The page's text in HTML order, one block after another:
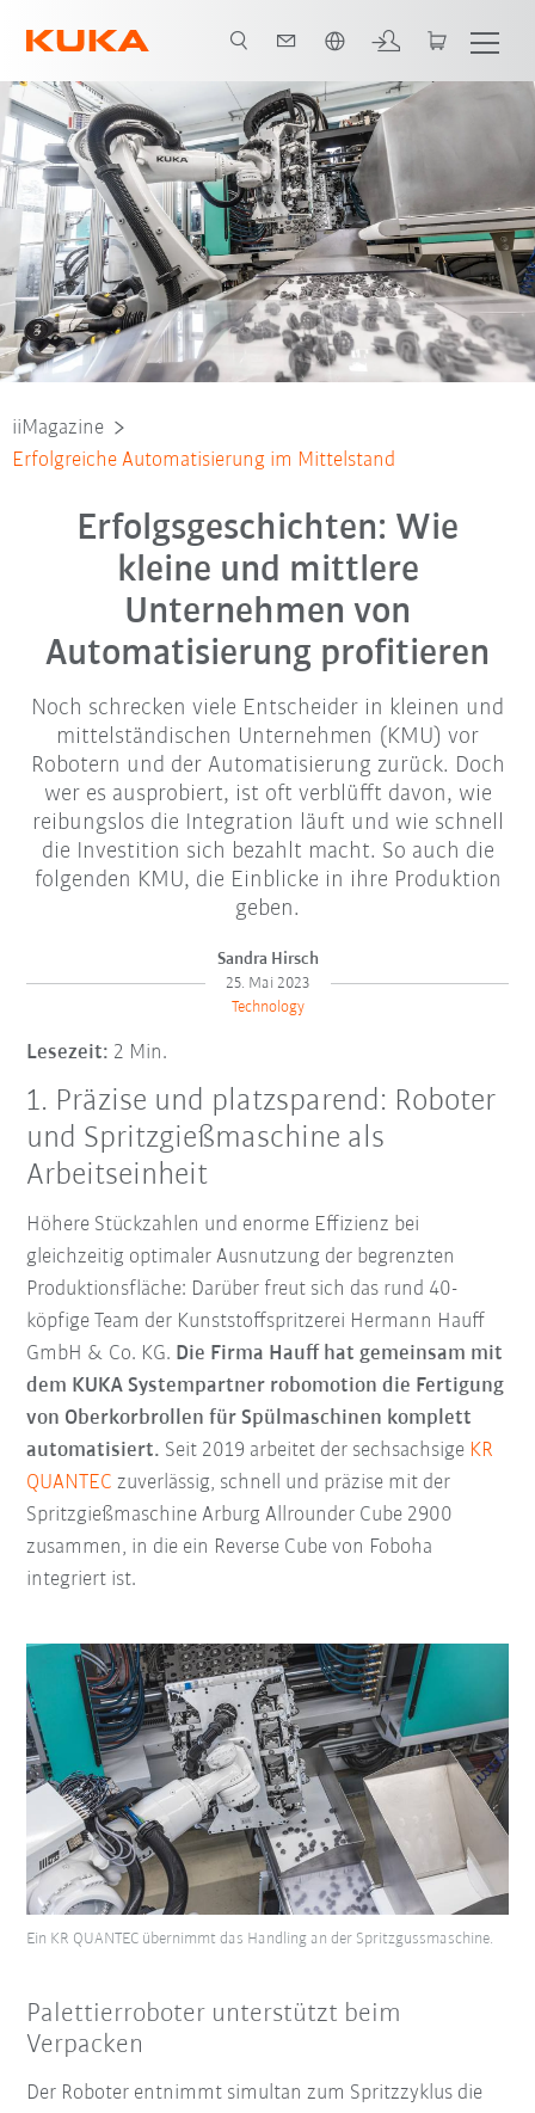
iiMagazine
Erfolgreiche Automatisierung im Mittelstand
Erfolgsgeschichten: Wie
kleine und mittlere
Unternehmen von
Automatisierung profitieren
Noch schrecken viele Entscheider in kleinen und
mittelständischen Unternehmen (KMU) vor
Robotern und der Automatisierung zurück. Doch
wer es ausprobiert, ist oft verblüfft davon, wie
reibungslos die Integration läuft und wie schnell
die Investition sich bezahlt macht. So auch die
folgenden KMU, die Einblicke in ihre Produktion
geben.
Sandra Hirsch
25. Mai 2023
Technology
Lesezeit: 2 Min.
1. Präzise und platzsparend: Roboter
und Spritzgießmaschine als
Arbeitseinheit
Höhere Stückzahlen und enorme Effizienz bei
gleichzeitig optimaler Ausnutzung der begrenzten
Produktionsfläche: Darüber freut sich das rund 40-
köpfige Team der Kunststoffspritzerei Hermann Hauff
GmbH & Co. KG. Die Firma Hauff hat gemeinsam mit
dem KUKA Systempartner robomotion die Fertigung
von Oberkorbrollen für Spülmaschinen komplett
automatisiert. Seit 2019 arbeitet der sechsachsige KR
QUANTEC zuverlässig, schnell und präzise mit der
Spritzgießmaschine Arburg Allrounder Cube 2900
zusammen, in die ein Reverse Cube von Foboha
integriert ist.
Ein KR QUANTEC übernimmt das Handling an der Spritzgussmaschine.
Palettierroboter unterstützt beim
Verpacken
Der Roboter entnimmt simultan zum Spritzzyklus die